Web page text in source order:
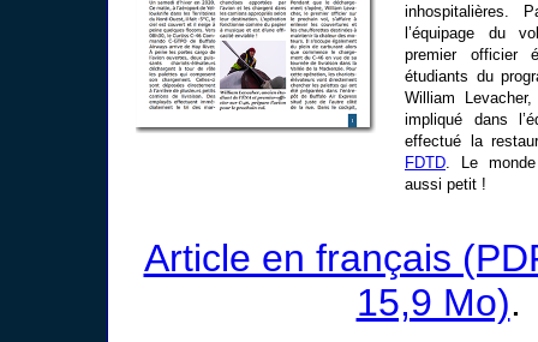
inhospitalières.
l’équipage du
premier officier
étudiants du
William
impliqué dans
effectué la
FDTD . Le
aussi petit !
Article en français
15,9 Mo).